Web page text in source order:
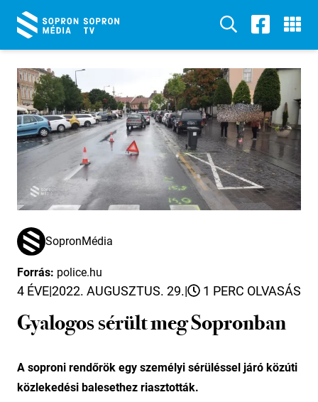
SopronMédia
Forrás: police.hu
4 ÉVE|2022. AUGUSZTUS. 29.| 1 PERC OLVASÁS
Gyalogos sérült meg Sopronban
A soproni rendőrök egy személyi sérüléssel járó közúti
közlekedési balesethez riasztották.